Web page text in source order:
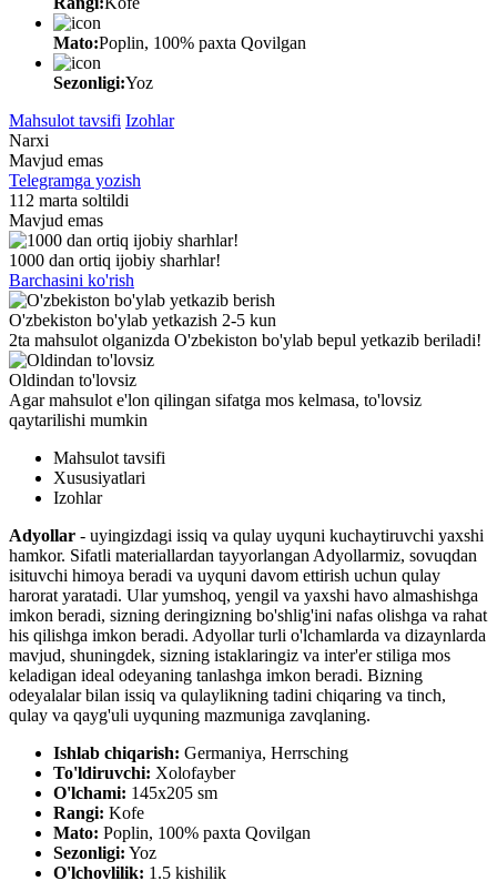
Mato:Poplin, 100% paxta Qovilgan
Sezonligi:Yoz
Mahsulot tavsifi Izohlar
Narxi
Mavjud emas
Telegramga yozish
112 marta soltildi
Mavjud emas
1000 dan ortiq ijobiy sharhlar!
Barchasini ko'rish
O'zbekiston bo'ylab yetkazish 2-5 kun
2ta mahsulot olganizda O'zbekiston bo'ylab bepul yetkazib beriladi!
Oldindan to'lovsiz
Agar mahsulot e'lon qilingan sifatga mos kelmasa, to'lovsiz
qaytarilishi mumkin
Mahsulot tavsifi
Xususiyatlari
Izohlar
Adyollar - uyingizdagi issiq va qulay uyquni kuchaytiruvchi yaxshi
hamkor. Sifatli materiallardan tayyorlangan Adyollarmiz, sovuqdan
isituvchi himoya beradi va uyquni davom ettirish uchun qulay
harorat yaratadi. Ular yumshoq, yengil va yaxshi havo almashishga
imkon beradi, sizning deringizning bo'shlig'ini nafas olishga va rahat
his qilishga imkon beradi. Adyollar turli o'lchamlarda va dizaynlarda
mavjud, shuningdek, sizning istaklaringiz va inter'er stiliga mos
keladigan ideal odeyaning tanlashga imkon beradi. Bizning
odeyalalar bilan issiq va qulaylikning tadini chiqaring va tinch,
qulay va qayg'uli uyquning mazmuniga zavqlaning.
Ishlab chiqarish: Germaniya, Herrsching
To'ldiruvchi: Xolofayber
O'lchami: 145х205 sm
Rangi: Kofe
Mato: Poplin, 100% paxta Qovilgan
Sezonligi: Yoz
O'lchovlilik: 1.5 kishilik